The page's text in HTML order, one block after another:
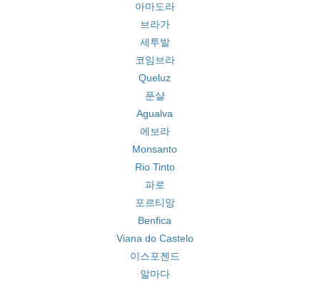
아마도라
브라가
세투발
코임브라
Queluz
푼샬
Agualva
에보라
Monsanto
Rio Tinto
파로
포르티망
Benfica
Viana do Castelo
이스포젠드
알마다